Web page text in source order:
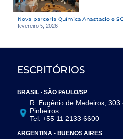
Nova parceria Química Anastacio e
fevereiro 5, 2026
ESCRITÓRIOS
BRASIL - SÃO PAULO/SP
R. Eugênio de Medeiros, 303
Pinheiros
Tel: +55 11 2133-6600
ARGENTINA - BUENOS AIRES